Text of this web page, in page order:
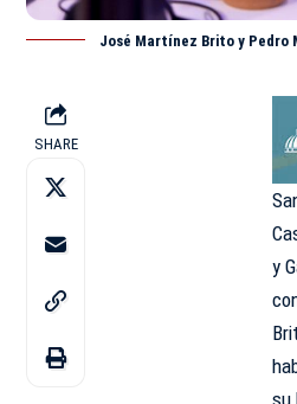
José Martínez Brito y Pedro
SHARE
y
su